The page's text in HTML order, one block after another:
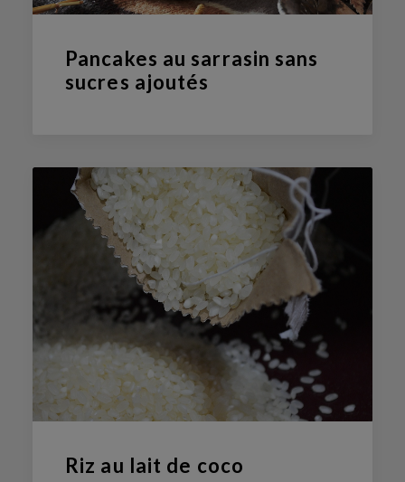
Pancakes au sarrasin sans
sucres ajoutés
Riz au lait de coco